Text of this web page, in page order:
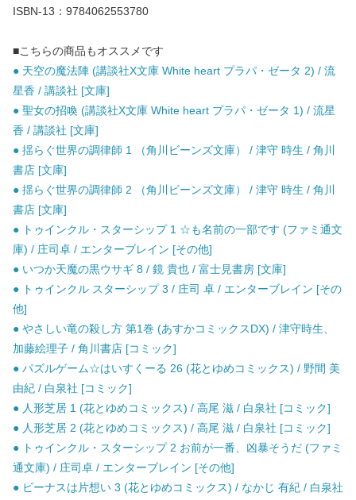
ISBN-13：9784062553780
■こちらの商品もオススメです
● 天空の魔法陣 (講談社X文庫 White heart プラパ・ゼータ 2) / 流
星香 / 講談社 [文庫]
● 聖女の招喚 (講談社X文庫 White heart プラパ・ゼータ 1) / 流星
香 / 講談社 [文庫]
● 揺らぐ世界の調律師 1 （角川ビーンズ文庫） / 津守 時生 / 角川
書店 [文庫]
● 揺らぐ世界の調律師 2 （角川ビーンズ文庫） / 津守 時生 / 角川
書店 [文庫]
● トゥインクル・スターシップ 1 ☆も名前の一部です (ファミ通文
庫) / 庄司卓 / エンターブレイン [その他]
● いつか天魔の黒ウサギ 8 / 鏡 貴也 / 富士見書房 [文庫]
● トゥインクル スターシップ 3 / 庄司 卓 / エンターブレイン [その
他]
● やさしい竜の殺し方 第1巻 (あすかコミックスDX) / 津守時生、
加藤絵理子 / 角川書店 [コミック]
● パズルゲーム☆はいすくーる 26 (花とゆめコミックス) / 野間 美
由紀 / 白泉社 [コミック]
● 人形芝居 1 (花とゆめコミックス) / 高尾 滋 / 白泉社 [コミック]
● 人形芝居 2 (花とゆめコミックス) / 高尾 滋 / 白泉社 [コミック]
● トゥインクル・スターシップ 2 お前が一番、凶暴そうだ (ファミ
通文庫) / 庄司卓 / エンターブレイン [その他]
● ビーナスは片想い 3 (花とゆめコミックス) / なかじ 有紀 / 白泉社